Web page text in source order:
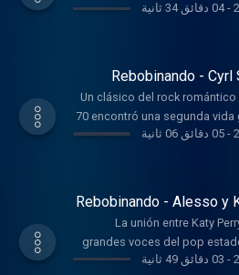
denominación ha construido- 04 دقائق 34 ثانية
Rebobinando - Cyrl
Un clásico del rock
70 encontró una segunda vida
productor australiano
Stumblin’ In recupera el tema
1977 por Chris Norman
- 05 دقائق 06 ثانية
Rebobinando - Alesso y
When I’m Gone
La unión entre Katy
grandes voces del pop
Alesso, uno de los- 03 دقائق 49 ثانية